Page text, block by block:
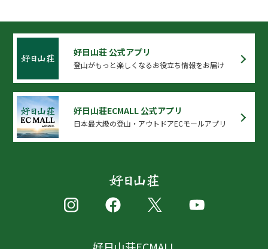
好日山荘 公式アプリ
登山がもっと楽しくなるお役立ち情報をお届け
好日山荘ECMALL 公式アプリ
日本最大級の登山・アウトドアECモールアプリ